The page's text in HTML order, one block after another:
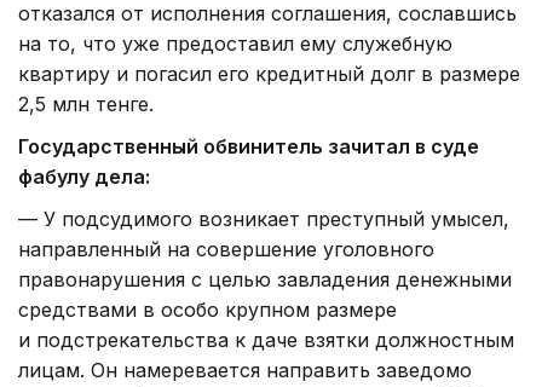
отказался от исполнения соглашения, сославшись
на то, что уже предоставил ему служебную
квартиру и погасил его кредитный долг в размере
2,5 млн тенге.
Государственный обвинитель зачитал в суде
фабулу дела:
— У подсудимого возникает преступный умысел,
направленный на совершение уголовного
правонарушения с целью завладения денежными
средствами в особо крупном размере
и подстрекательства к даче взятки должностным
лицам. Он намеревается направить заведомо